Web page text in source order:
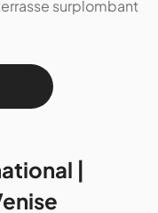
surplombant
|